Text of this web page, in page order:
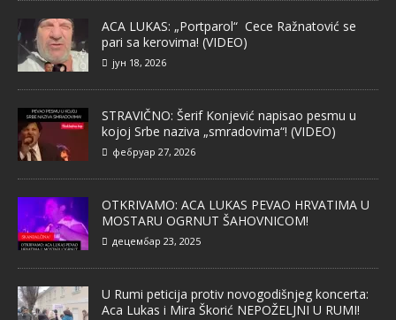
ACA LUKAS: „Portparol“ Cece Ražnatović se
pari sa kerovima! (VIDEO)
јун 18, 2026
STRAVIČNO: Šerif Konjević napisao pesmu u
kojoj Srbe naziva „smradovima“! (VIDEO)
фебруар 27, 2026
OTKRIVAMO: ACA LUKAS PEVAO HRVATIMA U
MOSTARU OGRNUT ŠAHOVNICOM!
децембар 23, 2025
U Rumi peticija protiv novogodišnjeg koncerta:
Aca Lukas i Mira Škorić NEPOŽELJNI U RUMI!